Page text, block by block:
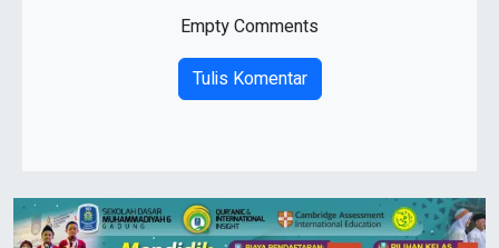
Empty Comments
Tulis Komentar